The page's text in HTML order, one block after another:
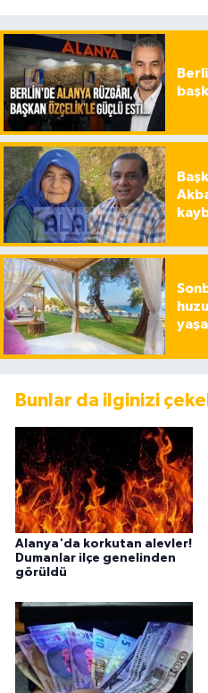
Bunlar da ilginizi
Alanya'da korkutan alevler!
Dumanlar ilçe genelinden
görüldü